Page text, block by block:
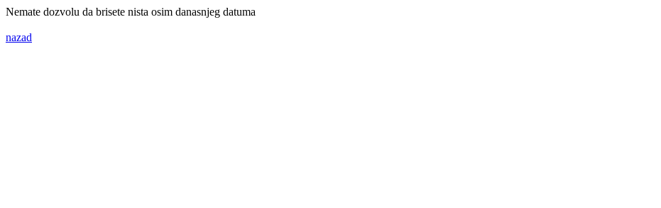
Nemate dozvolu da brisete nista osim danasnjeg datuma
nazad